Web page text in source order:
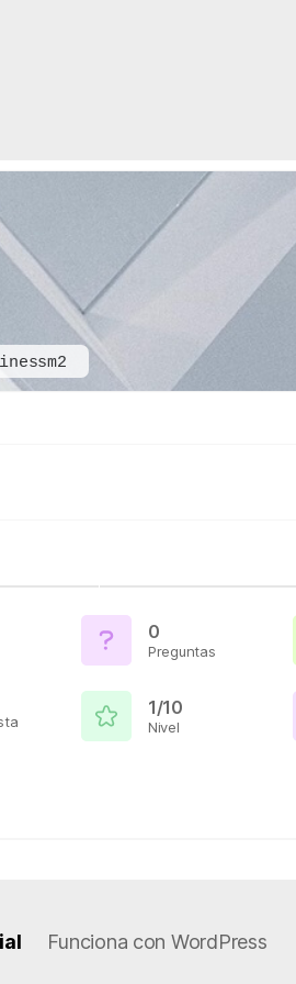
0
Preguntas
1/10
Nivel
Funciona con WordPress